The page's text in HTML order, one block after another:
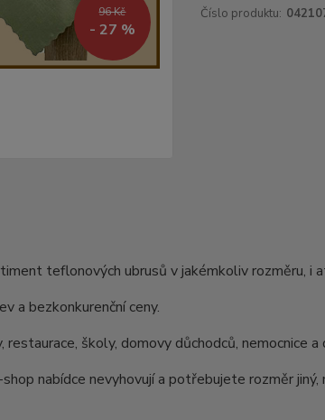
96 Kč
- 27 %
Číslo produktu:
teflonových ubrusů v jakémkoliv rozměru, i
a bezkonkurenční ceny.
školy, domovy důchodců, nemocnice a
nabídce nevyhovují a potřebujete rozměr